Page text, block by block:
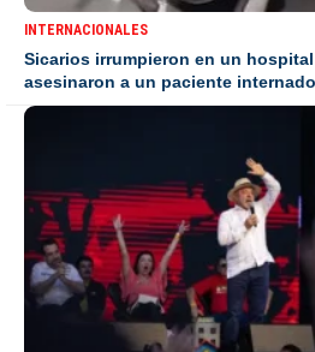
INTERNACIONALES
Sicarios irrumpieron en un
asesinaron a un paciente internado